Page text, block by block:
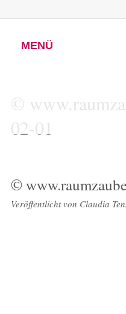
MENÜ
©
02-01
©
Veröffentlicht von Claudia